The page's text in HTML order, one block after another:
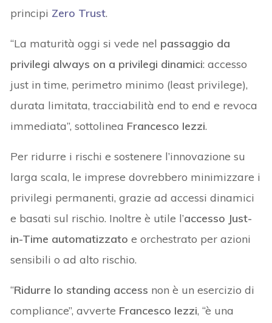
principi Zero Trust.
“La maturità oggi si vede nel passaggio da
privilegi always on a privilegi dinamici: accesso
just in time, perimetro minimo (least privilege),
durata limitata, tracciabilità end to end e revoca
immediata”, sottolinea Francesco Iezzi.
Per ridurre i rischi e sostenere l’innovazione su
larga scala, le imprese dovrebbero minimizzare i
privilegi permanenti, grazie ad accessi dinamici
e basati sul rischio. Inoltre è utile l’accesso Just-
in-Time automatizzato e orchestrato per azioni
sensibili o ad alto rischio.
“Ridurre lo standing access non è un esercizio di
compliance”, avverte Francesco Iezzi, “è una